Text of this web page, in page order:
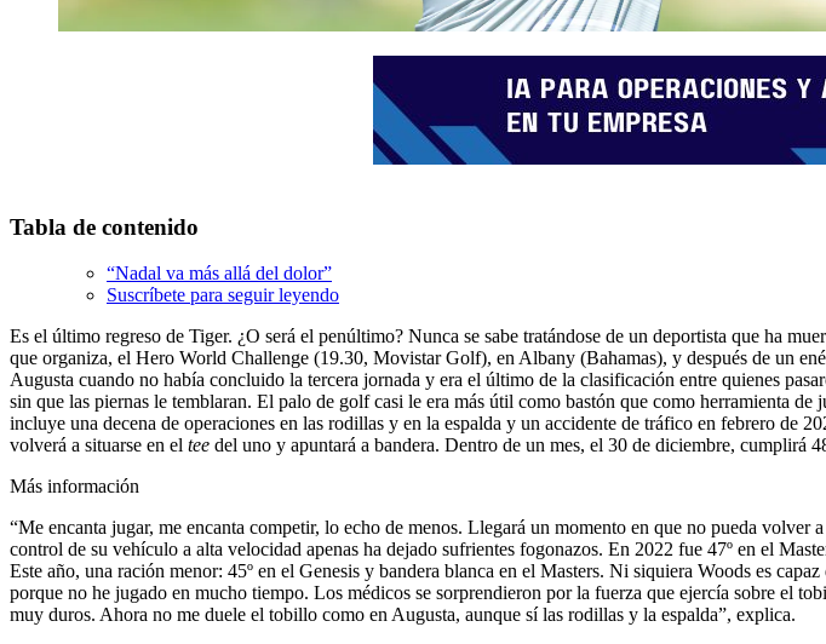
Tabla de contenido
“Nadal va más allá del dolor”
Suscríbete para seguir leyendo
Es el último regreso de Tiger. ¿O será el penúltimo? Nunca se sabe tratándose de un deportista que ha
que organiza, el Hero World Challenge (19.30, Movistar Golf), en Albany (Bahamas), y después de un
Augusta cuando no había concluido la tercera jornada y era el último de la clasificación entre quienes
sin que las piernas le temblaran. El palo de golf casi le era más útil como bastón que como herramienta
incluye una decena de operaciones en las rodillas y en la espalda y un accidente de tráfico en febrero de
volverá a situarse en el tee del uno y apuntará a bandera. Dentro de un mes, el 30 de diciembre, cumplirá
Más información
“Me encanta jugar, me encanta competir, lo echo de menos. Llegará un momento en que no pueda
control de su vehículo a alta velocidad apenas ha dejado sufrientes fogonazos. En 2022 fue 47º en el
Este año, una ración menor: 45º en el Genesis y bandera blanca en el Masters. Ni siquiera Woods es
porque no he jugado en mucho tiempo. Los médicos se sorprendieron por la fuerza que ejercía sobre el
muy duros. Ahora no me duele el tobillo como en Augusta, aunque sí las rodillas y la espalda”, explica.